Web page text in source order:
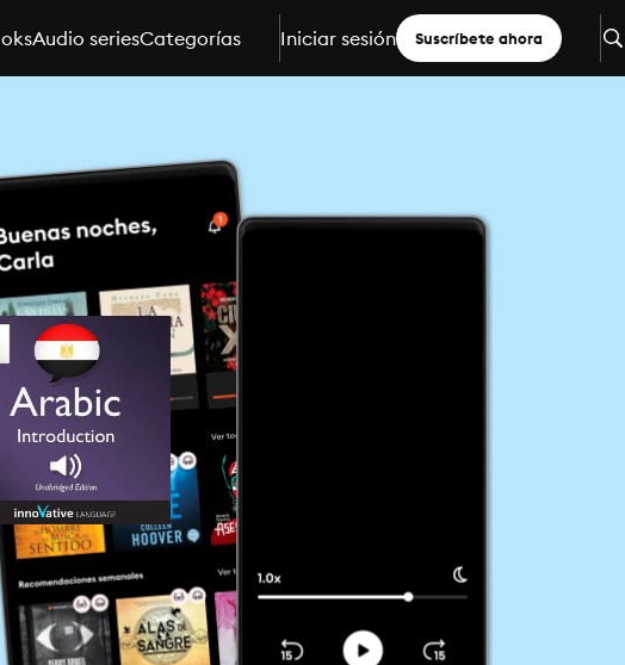
Audio seriesCategorías Iniciar sesión Suscríbete ahora